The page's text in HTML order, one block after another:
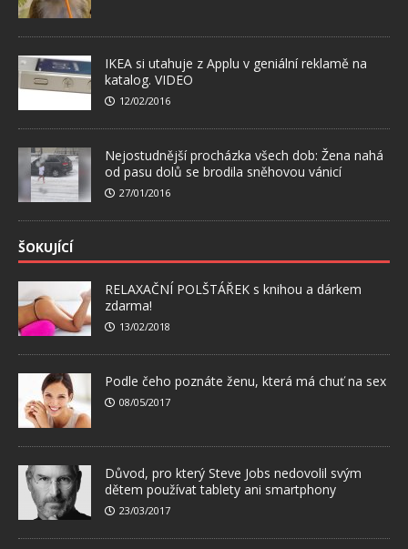
IKEA si utahuje z Applu v geniální reklamě na
katalog. VIDEO
12/02/2016
Nejostudnější procházka všech dob: Žena nahá
od pasu dolů se brodila sněhovou vánicí
27/01/2016
ŠOKUJÍCÍ
RELAXAČNÍ POLŠTÁŘEK s knihou a dárkem
zdarma!
13/02/2018
Podle čeho poznáte ženu, která má chuť na sex
08/05/2017
Důvod, pro který Steve Jobs nedovolil svým
dětem používat tablety ani smartphony
23/03/2017